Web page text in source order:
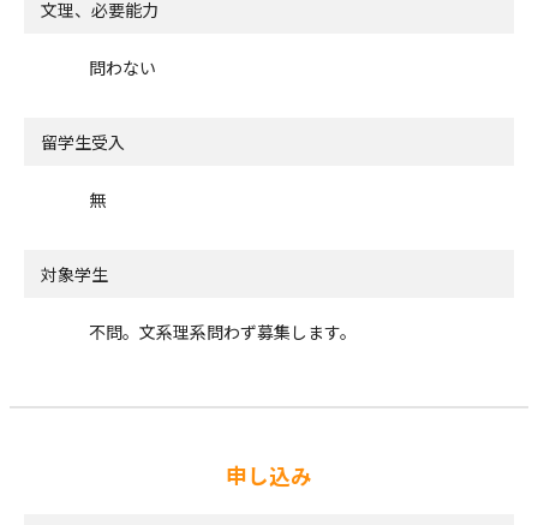
文理、必要能力
問わない
留学生受入
無
対象学生
不問。文系理系問わず募集します。
申し込み